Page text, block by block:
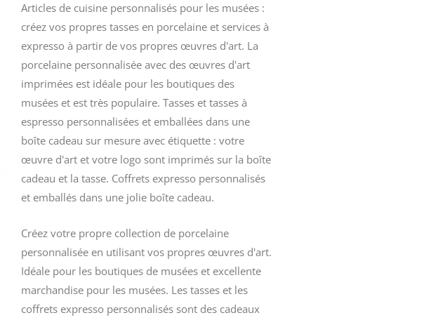
Articles de cuisine personnalisés pour les musées :
créez vos propres tasses en porcelaineet services à
expresso à partir de vos propres œuvres d'art. La
porcelaine personnalisée avec des œuvres d'art
imprimées est idéale pour les boutiques des
musées et est très populaire. Tasses et tasses à
espresso personnalisées et emballées dans une
boîte cadeau sur mesure avec étiquette : votre
œuvre d'art et votre logo sont imprimés sur la boîte
cadeau et la tasse. Coffrets expresso personnalisés
et emballés dans une jolie boîte cadeau.
Créez votre propre collection de porcelaine
personnalisée en utilisant vos propres œuvres d'art.
Idéale pour les boutiques de musées et excellente
marchandise pour les musées. Les tasses et les
coffrets expresso personnalisés sont des cadeaux